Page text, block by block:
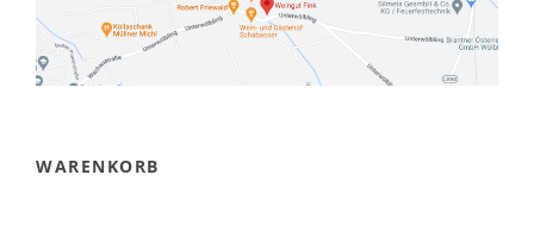
WARENKORB